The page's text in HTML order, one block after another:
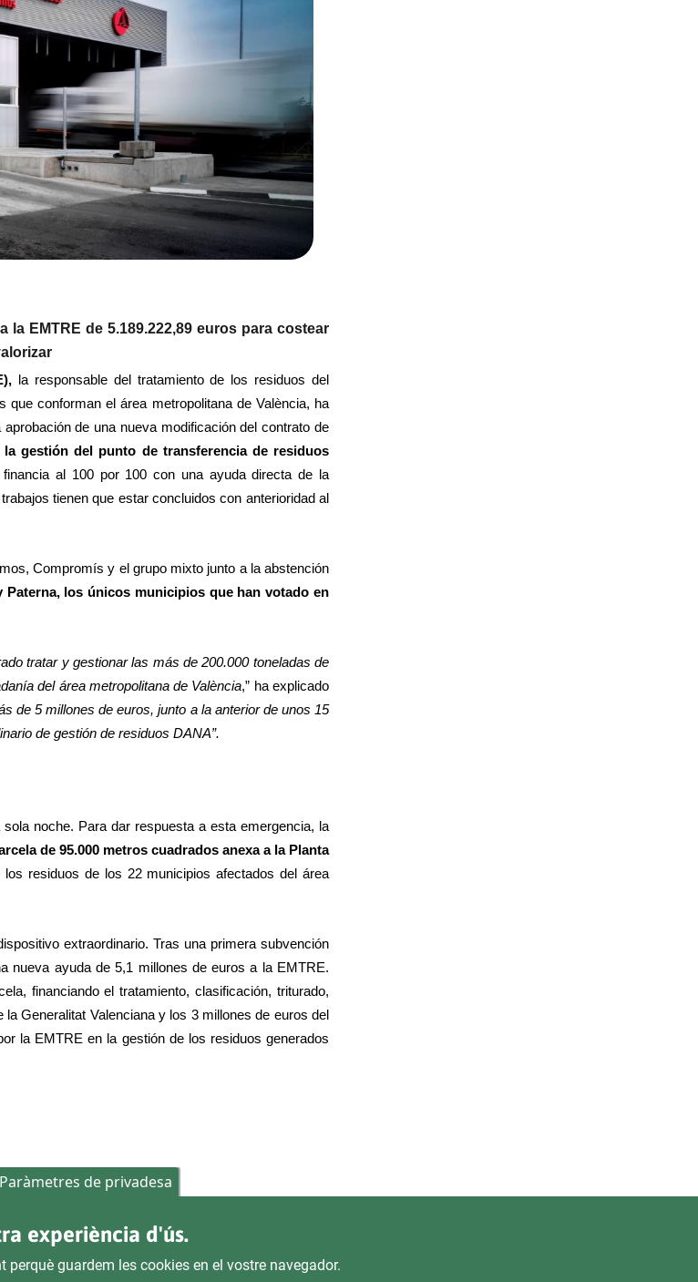
EMTRE de 5.189.222,89 euros para costear
la responsable del tratamiento de los residuos del
conforman el área metropolitana de València, ha
de una nueva modificación del contrato de
gestión del punto de transferencia de residuos
al 100 por 100 con una ayuda directa de la
tienen que estar concluidos con anterioridad al
Compromís y el grupo mixto junto a la abstención
los únicos municipios que han votado en
tratar y gestionar las más de 200.000 toneladas de
del área metropolitana de València,” ha explicado
de 5 millones de euros, junto a la anterior de unos 15
de gestión de residuos DANA”.
noche. Para dar respuesta a esta emergencia, la
de 95.000 metros cuadrados anexa a la Planta
residuos de los 22 municipios afectados del área
extraordinario. Tras una primera subvención
nueva ayuda de 5,1 millones de euros a la EMTRE.
financiando el tratamiento, clasificación, triturado,
Generalitat Valenciana y los 3 millones de euros del
la EMTRE en la gestión de los residuos generados
Paràmetres de privadesa
experiència d'ús.
guardem les cookies en el vostre navegador.